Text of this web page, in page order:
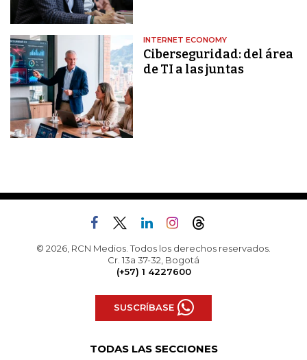
INTERNET ECONOMY
Ciberseguridad: del área
de TI a las juntas
© 2026, RCN Medios. Todos los derechos reservados.
Cr. 13a 37-32, Bogotá
(+57) 1 4227600
SUSCRÍBASE
TODAS LAS SECCIONES